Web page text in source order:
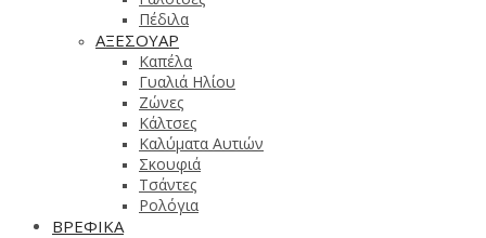
Πέδιλα
ΑΞΕΣΟΥΑΡ
Καπέλα
Γυαλιά Ηλίου
Ζώνες
Κάλτσες
Καλύματα Αυτιών
Σκουφιά
Τσάντες
Ρολόγια
ΒΡΕΦΙΚΑ